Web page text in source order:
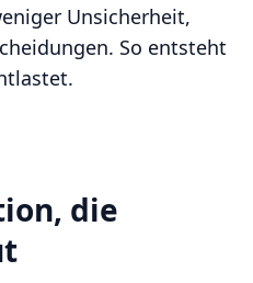
Unsicherheit,
So entsteht
die